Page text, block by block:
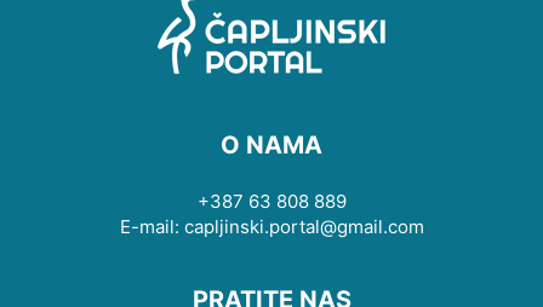
O NAMA
+387 63 808 889
E-mail: capljinski.portal@gmail.com
PRATITE NAS